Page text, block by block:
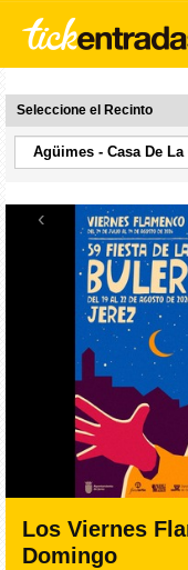
Seleccione el Recinto
‹
Los Viernes
Domingo